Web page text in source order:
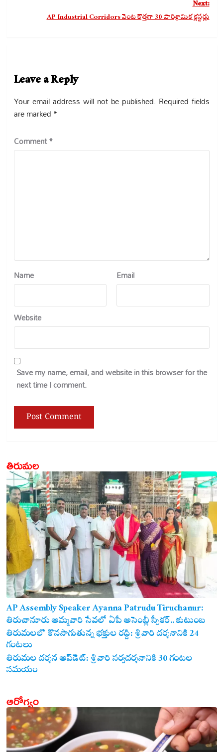
Next:
AP Industrial Corridors వెంట కొత్తగా 30 పారిశ్రామిక క్లస్టర్లు
Leave a Reply
Your email address will not be published. Required fields
are marked *
Comment*
Name Email
Website
Save my name, email, and website in this browser for the
next time I comment.
తిరుమల
AP Assembly Speaker Ayanna Patrudu Tiruchanur:
తిరుచానూరు అమ్మవారి సేవలో ఏపీ అసెంబ్లీ స్పీకర్.. కుటుంబ
సమేతంగా దర్శించుకున్న అయ్యన్నపాత్రుడు!
తిరుమలలో కొనసాగుతున్న భక్తుల రద్దీ: శ్రీవారి దర్శనానికి 24
గంటలు
తిరుమల దర్శన అప్‌డేట్: శ్రీవారి సర్వదర్శనానికి 30 గంటల
సమయం
ఆరోగ్యం